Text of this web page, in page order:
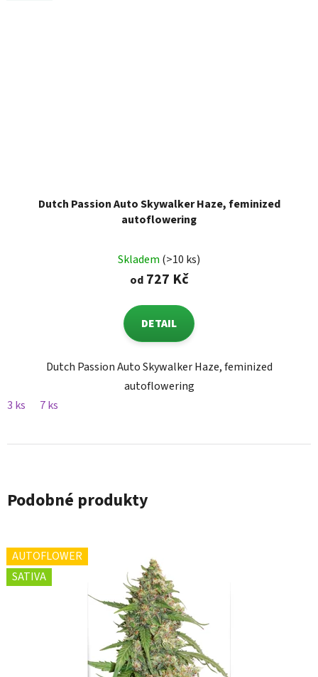
Dutch Passion Auto Skywalker Haze, feminized
autoflowering
Skladem (>10 ks)
od727 Kč
DETAIL
Dutch Passion Auto Skywalker Haze, feminized
autoflowering
3 ks
7 ks
Podobné produkty
AUTOFLOWER
SATIVA